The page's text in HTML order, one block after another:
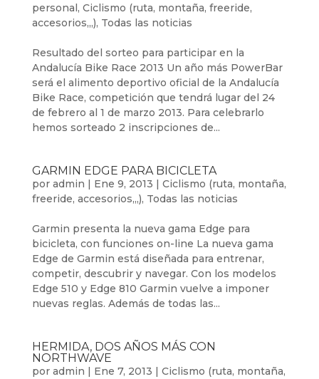
personal, Ciclismo (ruta, montaña, freeride,
accesorios,,,), Todas las noticias
Resultado del sorteo para participar en la
Andalucía Bike Race 2013 Un año más PowerBar
será el alimento deportivo oficial de la Andalucía
Bike Race, competición que tendrá lugar del 24
de febrero al 1 de marzo 2013. Para celebrarlo
hemos sorteado 2 inscripciones de...
GARMIN EDGE PARA BICICLETA
por admin | Ene 9, 2013 | Ciclismo (ruta, montaña,
freeride, accesorios,,,), Todas las noticias
Garmin presenta la nueva gama Edge para
bicicleta, con funciones on-line La nueva gama
Edge de Garmin está diseñada para entrenar,
competir, descubrir y navegar. Con los modelos
Edge 510 y Edge 810 Garmin vuelve a imponer
nuevas reglas. Además de todas las...
HERMIDA, DOS AÑOS MÁS CON
NORTHWAVE
por admin | Ene 7, 2013 | Ciclismo (ruta, montaña,